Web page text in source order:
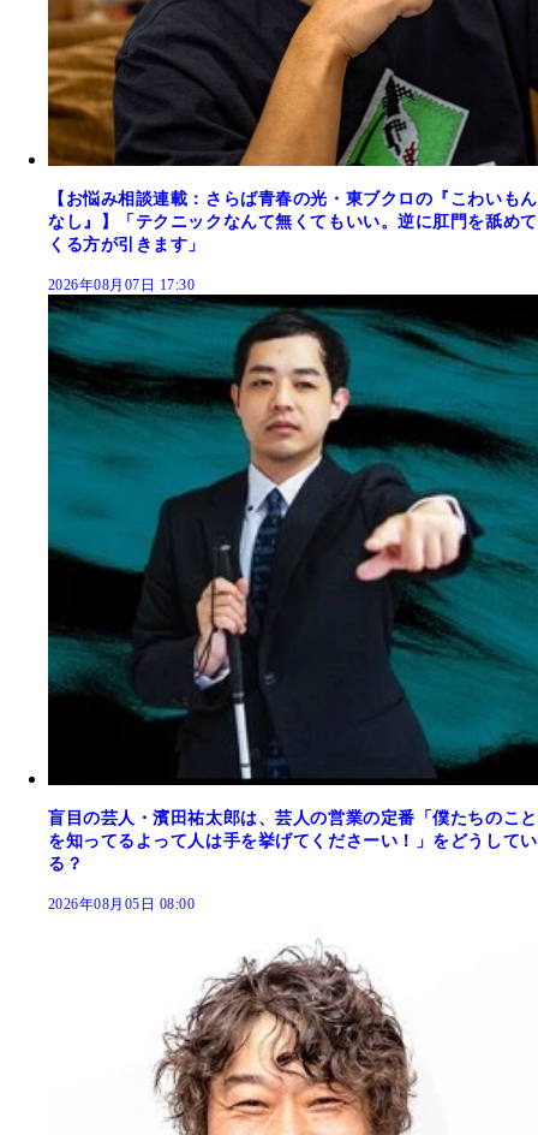
【お悩み相談連載：さらば青春の光・東ブクロの『こわいもん
なし』】「テクニックなんて無くてもいい。逆に肛門を舐めて
くる方が引きます」
2026年08月07日 17:30
盲目の芸人・濱田祐太郎は、芸人の営業の定番「僕たちのこと
を知ってるよって人は手を挙げてくださーい！」をどうしてい
る？
2026年08月05日 08:00